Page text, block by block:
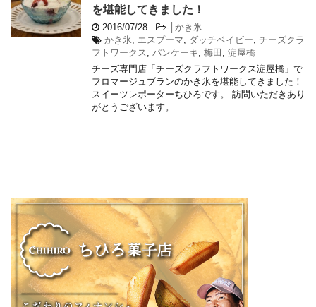
を堪能してきました！
2016/07/28 - ├かき氷
かき氷, エスプーマ, ダッチベイビー, チーズクラ
フトワークス , パンケーキ, 梅田 , 淀屋橋
チーズ専門店「チーズクラフトワークス淀屋橋」で
フロマージュブランのかき氷を堪能してきました！
スイーツレポーターちひろです。 訪問いただきあり
がとうございます。